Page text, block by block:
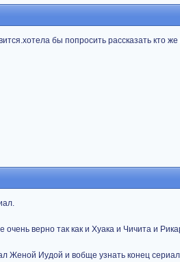
бы попросить рассказать кто
верно так как и Хуака и Чичита и
Женой Иудой и вобще узнать конец